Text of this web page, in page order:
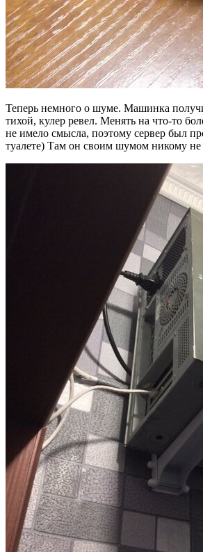
Теперь немного о шуме. Машинка
тихой, кулер ревел. Менять на что-то
не имело смысла, поэтому сервер был
туалете) Там он своим шумом никому